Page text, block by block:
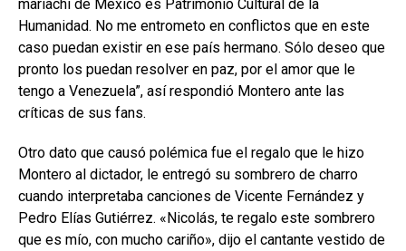
mariachi de México es Patrimonio Cultural de la
Humanidad. No me entrometo en conflictos que en este
caso puedan existir en ese país hermano. Sólo deseo que
pronto los puedan resolver en paz, por el amor que le
tengo a Venezuela”, así respondió Montero ante las
críticas de sus fans.
Otro dato que causó polémica fue el regalo que le hizo
Montero al dictador, le entregó su sombrero de charro
cuando interpretaba canciones de Vicente Fernández y
Pedro Elías Gutiérrez. «Nicolás, te regalo este sombrero
que es mío, con mucho cariño», dijo el cantante vestido de